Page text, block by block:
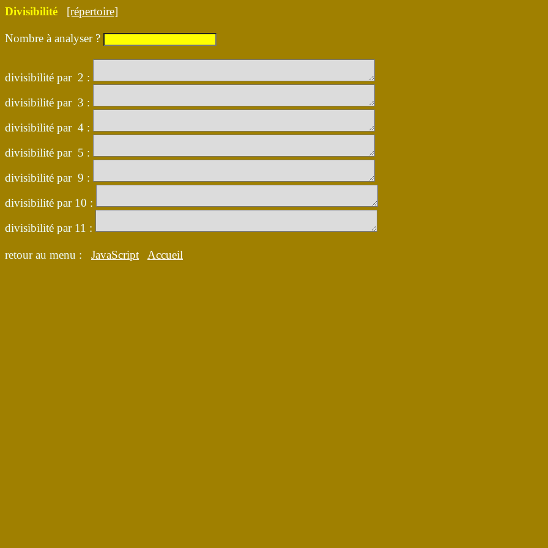
Divisibilité [répertoire]
Nombre à analyser ?
divisibilité par 2 :
divisibilité par 3 :
divisibilité par 4 :
divisibilité par 5 :
divisibilité par 9 :
divisibilité par 10 :
divisibilité par 11 :
retour au menu : JavaScript Accueil